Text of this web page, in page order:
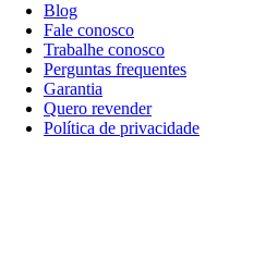
Blog
Fale conosco
Trabalhe conosco
Perguntas frequentes
Garantia
Quero revender
Política de privacidade